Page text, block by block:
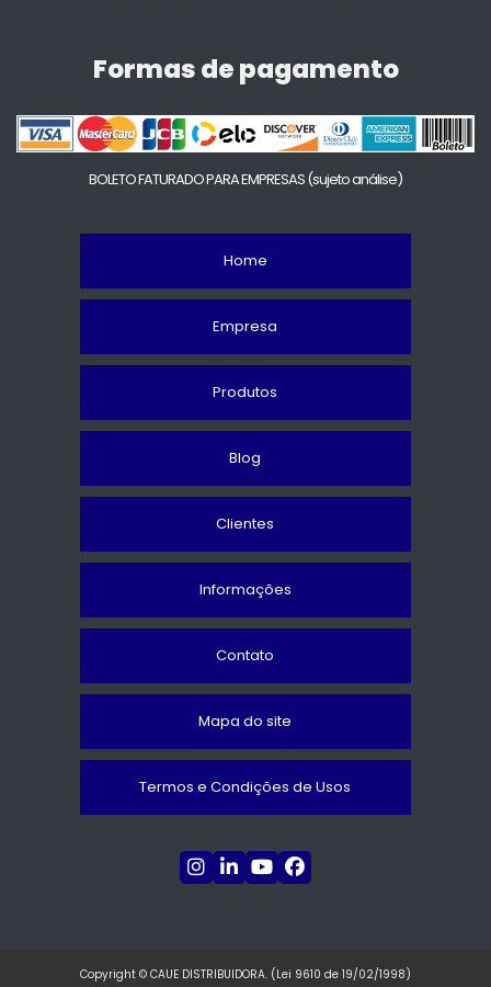
Formas de pagamento
BOLETO FATURADO PARA EMPRESAS(sujeto análise)
Home
Empresa
Produtos
Blog
Clientes
Informações
Contato
Mapa do site
Termos e Condições de Usos
Copyright © CAUE DISTRIBUIDORA. (Lei 9610 de 19/02/1998)